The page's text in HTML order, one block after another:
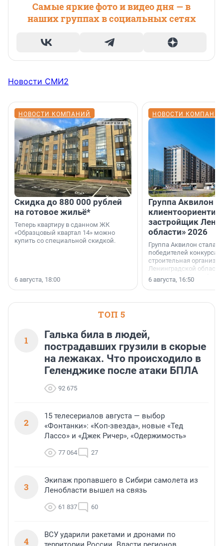
Самые яркие фото и видео дня — в
наших группах в социальных сетях
Новости СМИ2
НОВОСТИ КОМПАНИЙ
Скидка до 880 000 рублей
на готовое жильё*
Теперь квартиру в сданном ЖК
«Образцовый квартал 14» можно
купить со специальной скидкой.
6 августа, 18:00
НОВОСТИ
Группа Аквилон
застройщик
области» 2026
Группа Аквилон стала
победителей конкурса
строительная
Ленинградской области
номинации «Самый
застройщик
области».
6 августа, 16:50
ТОП 5
1
Галька била в людей,
пострадавших грузили в скорые
на лежаках. Что происходило в
Геленджике после атаки БПЛА
92 675
2
15 телесериалов августа — выбор
«Фонтанки»: «Коп-звезда», новые «Тед
Лассо» и «Джек Ричер», «Одержимость»
77 064 27
3
Экипаж пропавшего в Сибири самолета из
Ленобласти вышел на связь
61 837 60
4
ВСУ ударили ракетами и дронами по